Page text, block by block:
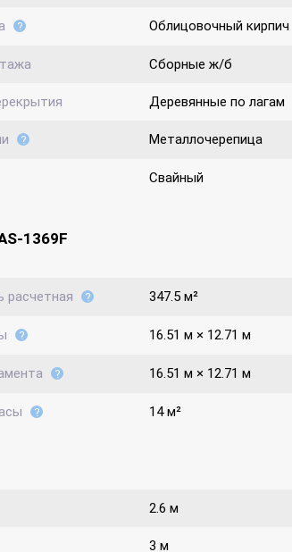
Облицовочный кирпич
Сборные ж/б
Деревянные по лагам
Металлочерепица
Свайный
1369F
347.5 м²
16.51 м × 12.71 м
16.51 м × 12.71 м
14 м²
2.6 м
3 м